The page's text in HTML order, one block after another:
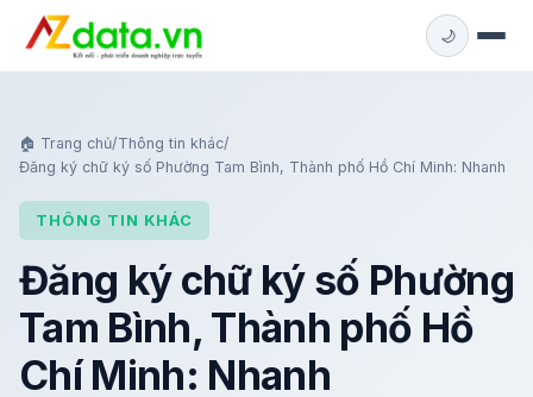
🌙
🏠 Trang chủ/Thông tin khác/
Đăng ký chữ ký số Phường Tam Bình, Thành phố Hồ Chí Minh: Nhanh
THÔNG TIN KHÁC
Đăng ký chữ ký số Phường
Tam Bình, Thành phố Hồ
Chí Minh: Nhanh